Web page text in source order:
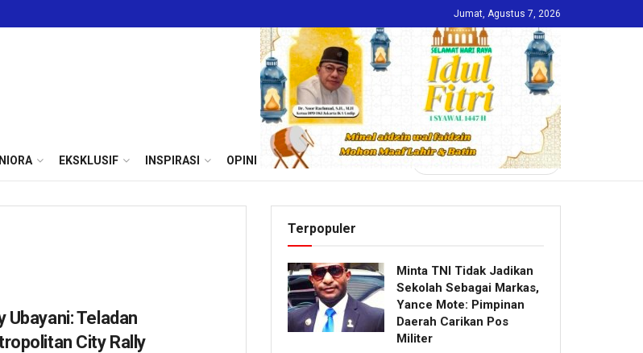
Jumat, Agustus 7, 2026
EKSKLUSIF INSPIRASI OPINI INDEKS
Ubayani: Teladan
City Rally
Terpopuler
Minta TNI Tidak Jadikan
Sekolah Sebagai Markas,
Yance Mote: Pimpinan
Daerah Carikan Pos
Militer